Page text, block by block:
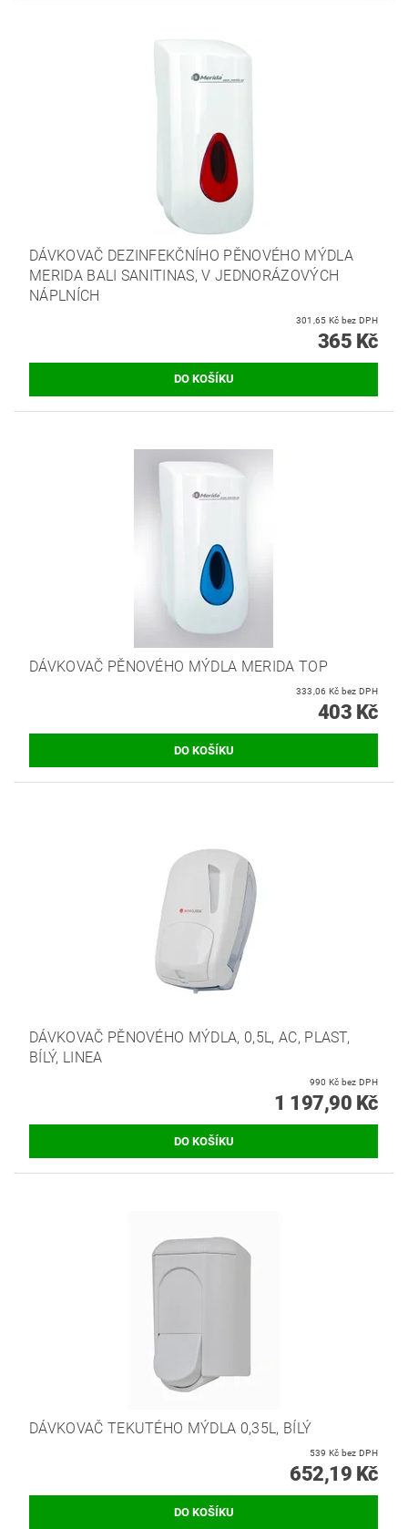
DÁVKOVAČ DEZINFEKČNÍHO PĚNOVÉHO MÝDLA
MERIDA BALI SANITINAS, V JEDNORÁZOVÝCH
NÁPLNÍCH
301,65 Kč bez DPH
365 Kč
DÁVKOVAČ PĚNOVÉHO MÝDLA MERIDA TOP
333,06 Kč bez DPH
403 Kč
DÁVKOVAČ PĚNOVÉHO MÝDLA, 0,5L, AC, PLAST,
BÍLÝ, LINEA
990 Kč bez DPH
1 197,90 Kč
DÁVKOVAČ TEKUTÉHO MÝDLA 0,35L, BÍLÝ
539 Kč bez DPH
652,19 Kč